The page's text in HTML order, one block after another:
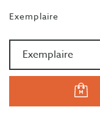
Exemplaire